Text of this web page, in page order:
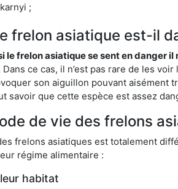
;
frelon asiatique est-il
le frelon asiatique se sent en danger il
ce cas, il n’est pas rare de les
son aiguillon pouvant aisément
savoir que cette espèce est assez
de vie des frelons
frelons asiatiques est totalement
régime alimentaire :
habitat